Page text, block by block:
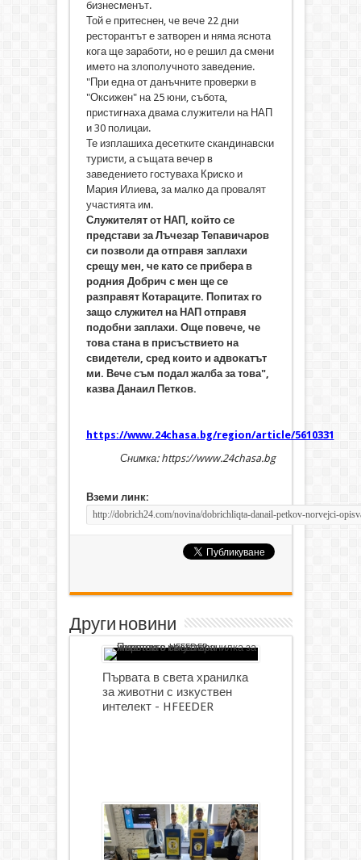
бизнесменът.
Той е притеснен, че вече 22 дни
ресторантът е затворен и няма яснота
кога ще заработи, но е решил да смени
името на злополучното заведение.
"При една от данъчните проверки в
"Оксижен" на 25 юни, събота,
пристигнаха двама служители на НАП
и 30 полицаи.
Те изплашиха десетките скандинавски
туристи, а същата вечер в
заведението гостуваха Криско и
Мария Илиева, за малко да провалят
участията им.
Служителят от НАП, който се
представи за Лъчезар Тепавичаров
си позволи да отправя заплахи
срещу мен, че като се прибера в
родния Добрич с мен ще се
разправят Котараците. Попитах го
защо служител на НАП отправя
подобни заплахи. Още повече, че
това стана в присъствието на
свидетели, сред които и адвокатът
ми. Вече съм подал жалба за това",
казва Данаил Петков.
https://www.24chasa.bg/region/article/5610331
Снимка: https://www.24chasa.bg
Вземи линк:
Други новини
Първата в света хранилка
за животни с изкуствен
интелект - HFEEDER